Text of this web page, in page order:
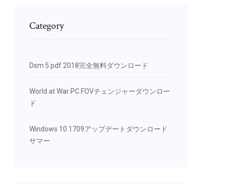
Category
Dsm 5 pdf 2018完全無料ダウンロード
World at War PC FOVチェンジャーダウンロー
ド
Windows 10 1709アップデートダウンロード
サマー